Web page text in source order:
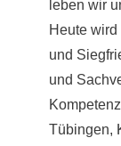
leben wir
Heute
und
und
Tübingen,